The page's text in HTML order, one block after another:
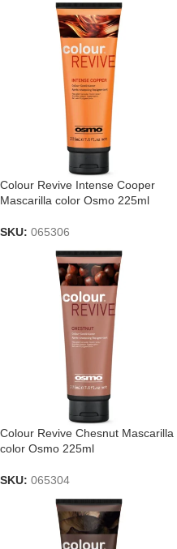
Colour Revive Intense Cooper
Mascarilla color Osmo 225ml
SKU: 065306
Colour Revive Chesnut Mascarilla
color Osmo 225ml
SKU: 065304